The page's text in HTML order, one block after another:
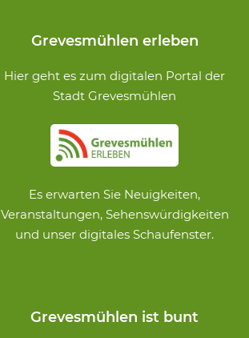
Grevesmühlen erleben
Hier geht es zum digitalen Portal der
Stadt Grevesmühlen
Es erwarten Sie Neuigkeiten,
Veranstaltungen, Sehenswürdigkeiten
und unser digitales Schaufenster.
Grevesmühlen ist bunt